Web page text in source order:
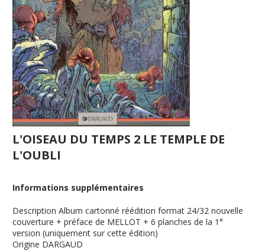
L'OISEAU DU TEMPS 2 LE TEMPLE DE
L'OUBLI
Informations supplémentaires
Description Album cartonné réédition format 24/32 nouvelle
couverture + préface de MELLOT + 6 planches de la 1°
version (uniquement sur cette édition)
Origine DARGAUD